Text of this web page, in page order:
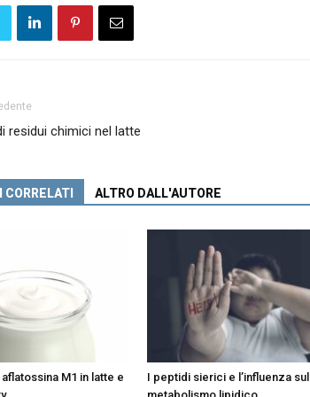
residui chimici nel latte
CORRELATI ALTRO DALL'AUTORE
M1 in latte e
I peptidi sierici e l’influenza sul